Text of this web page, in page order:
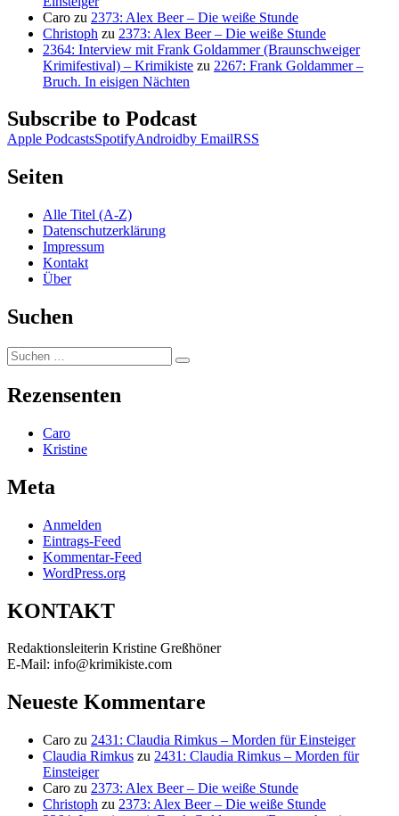
Caro zu 2373: Alex Beer – Die weiße Stunde
Christoph zu 2373: Alex Beer – Die weiße Stunde
2364: Interview mit Frank Goldammer (Braunschweiger
Krimifestival) – Krimikiste zu 2267: Frank Goldammer –
Bruch. In eisigen Nächten
Subscribe to Podcast
Apple PodcastsSpotifyAndroidby EmailRSS
Seiten
Alle Titel (A-Z)
Datenschutzerklärung
Impressum
Kontakt
Über
Suchen
Suchen
nach:
Suchen
Rezensenten
Caro
Kristine
Meta
Anmelden
Eintrags-Feed
Kommentar-Feed
WordPress.org
KONTAKT
Redaktionsleiterin Kristine Greßhöner
E-Mail: info@krimikiste.com
Neueste Kommentare
Caro zu 2431: Claudia Rimkus – Morden für Einsteiger
Claudia Rimkus zu 2431: Claudia Rimkus – Morden für
Einsteiger
Caro zu 2373: Alex Beer – Die weiße Stunde
Christoph zu 2373: Alex Beer – Die weiße Stunde